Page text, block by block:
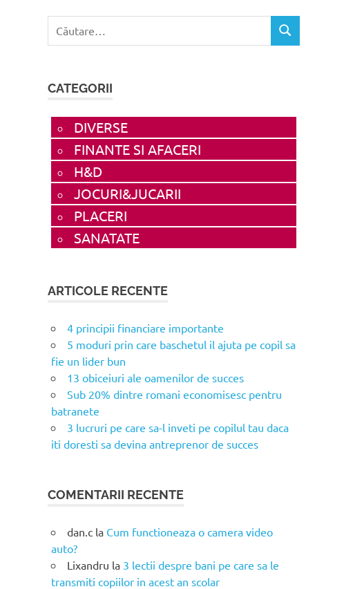
după:
CĂUTARE
CATEGORII
DIVERSE
FINANTE SI AFACERI
H&D
JOCURI&JUCARII
PLACERI
SANATATE
ARTICOLE RECENTE
4 principii financiare importante
5 moduri prin care baschetul il ajuta pe copil sa
fie un lider bun
13 obiceiuri ale oamenilor de succes
Sub 20% dintre romani economisesc pentru
batranete
3 lucruri pe care sa-l inveti pe copilul tau daca
iti doresti sa devina antreprenor de succes
COMENTARII RECENTE
dan.c la Cum functioneaza o camera video
auto?
Lixandru la 3 lectii despre bani pe care sa le
transmiti copiilor in acest an scolar